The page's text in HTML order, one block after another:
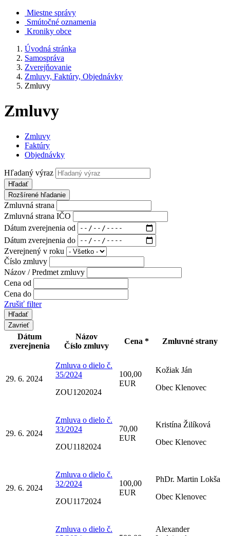
Miestne správy
Smútočné oznamenia
Kroniky obce
Úvodná stránka
Samospráva
Zverejňovanie
Zmluvy, Faktúry, Objednávky
Zmluvy
Zmluvy
Zmluvy
Faktúry
Objednávky
Hľadaný výraz
Hľadať
Rozšírené hľadanie
Zmluvná strana
Zmluvná strana IČO
Dátum zverejnenia od
Dátum zverejnenia do
Zverejnený v roku
Číslo zmluvy
Názov / Predmet zmluvy
Cena od
Cena do
Zrušiť filter
Zavrieť
Dátum
zverejnenia
Názov
Číslo zmluvy
Cena * Zmluvné strany
29. 6. 2024
Zmluva o dielo č.
35/2024
ZOU1202024
100,00
EUR
Kožiak Ján
Obec Klenovec
29. 6. 2024
Zmluva o dielo č.
33/2024
ZOU1182024
70,00
EUR
Kristína Žilíková
Obec Klenovec
29. 6. 2024
Zmluva o dielo č.
32/2024
ZOU1172024
100,00
EUR
PhDr. Martin Lokša
Obec Klenovec
Zmluva o dielo č.
Alexander